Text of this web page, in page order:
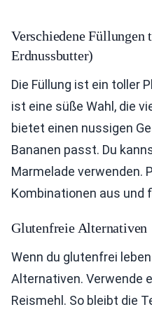
Verschiedene Füllungen
Erdnussbutter)
Die Füllung ist ein toller
ist eine süße Wahl, die
bietet einen nussigen
Bananen passt. Du
Marmelade verwenden.
Kombinationen aus und
Glutenfreie Alternativen
Wenn du glutenfrei
Alternativen. Verwende
Reismehl. So bleibt die